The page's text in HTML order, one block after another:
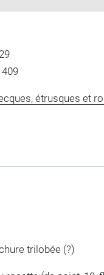
409
étrusques et
trilobée (?)